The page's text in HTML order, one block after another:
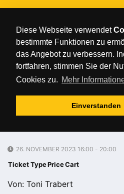
Diese Webseite verwendet
bestimmte Funktionen zu
das Angebot zu verbessern.
fortfahren, stimmen Sie der
Cookies zu. Mehr
Einverstanden
Dienstag // 08. August 2023
TTBL: Post
Mühlhausen
Werder
26. NOVEMBER 2023 16:00 - 20:00
Ticket TypePriceCart
Von: Toni Trabert